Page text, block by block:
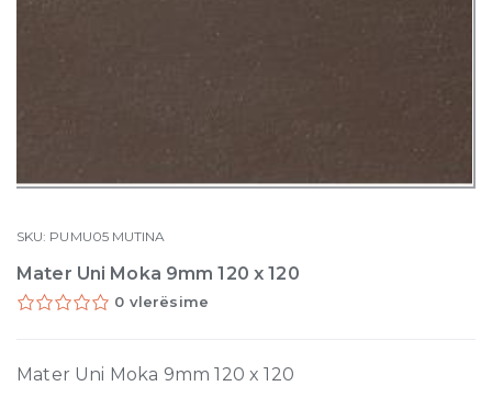
SKU: PUMU05 MUTINA
Mater Uni Moka 9mm 120 x 120
0 vlerësime
Mater Uni Moka 9mm 120 x 120